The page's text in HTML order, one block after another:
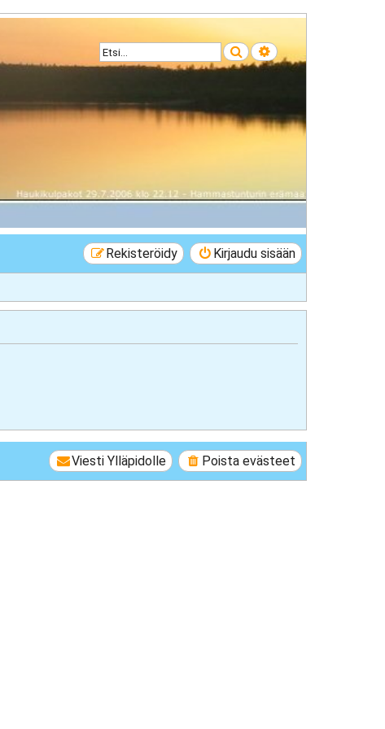
Etsi Tarkennettu haku
Kirjaudu sisään
Rekisteröidy
Poista evästeet
Viesti Ylläpidolle